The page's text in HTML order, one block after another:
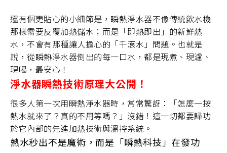
還有個更貼心的小細節是，瞬熱淨水器不像傳統飲水機
那樣需要反覆加熱儲水；而是「即熱即出」的新鮮熱
水，不會有那種讓人擔心的「千滾水」問題。也就是
說，從瞬熱淨水器倒出的每一口水，都是現煮、現濾、
現喝，最安心！
淨水器瞬熱技術原理大公開！
很多人第一次用瞬熱淨水器時，常常驚訝：「怎麼一按
熱水就來了？真的不用等嗎？」沒錯！這一切都要歸功
於它內部的先進加熱技術與溫控系統。
熱水秒出不是魔術，而是「瞬熱科技」在發功